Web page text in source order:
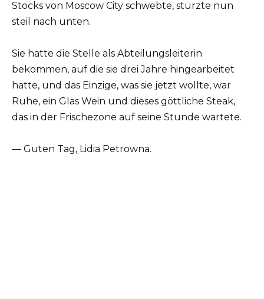
Stocks von Moscow City schwebte, stürzte nun
steil nach unten.
Sie hatte die Stelle als Abteilungsleiterin
bekommen, auf die sie drei Jahre hingearbeitet
hatte, und das Einzige, was sie jetzt wollte, war
Ruhe, ein Glas Wein und dieses göttliche Steak,
das in der Frischezone auf seine Stunde wartete.
— Guten Tag, Lidia Petrowna.